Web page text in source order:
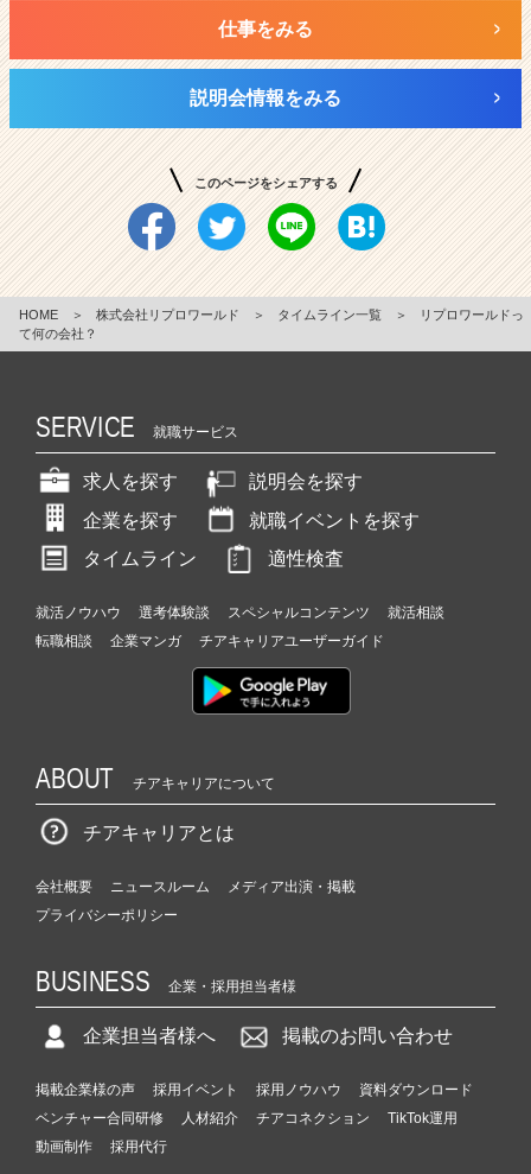
仕事をみる
説明会情報をみる
このページをシェアする
HOME ＞ 株式会社リプロワールド ＞ タイムライン一覧 ＞
リプロワールドっ
て何の会社？
SERVICE 就職サービス
求人を探す
説明会を探す
企業を探す
就職イベントを探す
タイムライン
適性検査
就活ノウハウ 選考体験談 スペシャルコンテンツ
就活相談
転職相談
企業マンガ チアキャリアユーザーガイド
ABOUT チアキャリアについて
チアキャリアとは
会社概要 ニュースルーム
メディア出演・掲載
プライバシーポリシー
BUSINESS 企業・採用担当者様
企業担当者様へ 掲載のお問い合わせ
掲載企業様の声 採用イベント 採用ノウハウ
資料ダウンロード
ベンチャー合同研修
人材紹介 チアコネクション
TikTok運用
動画制作
採用代行